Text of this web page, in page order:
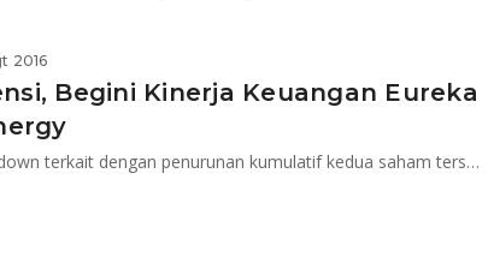
Begini Kinerja Keuangan Eureka
Suspensi dalam rangka cooling down terkait dengan penurunan kumulatif kedua saham tersebut
2016